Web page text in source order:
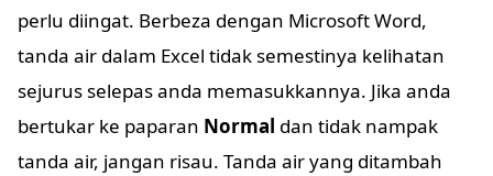
perlu diingat. Berbeza dengan Microsoft Word,
tanda air dalam Excel tidak semestinya kelihatan
sejurus selepas anda memasukkannya. Jika anda
bertukar ke paparan Normal dan tidak nampak
tanda air, jangan risau. Tanda air yang ditambah